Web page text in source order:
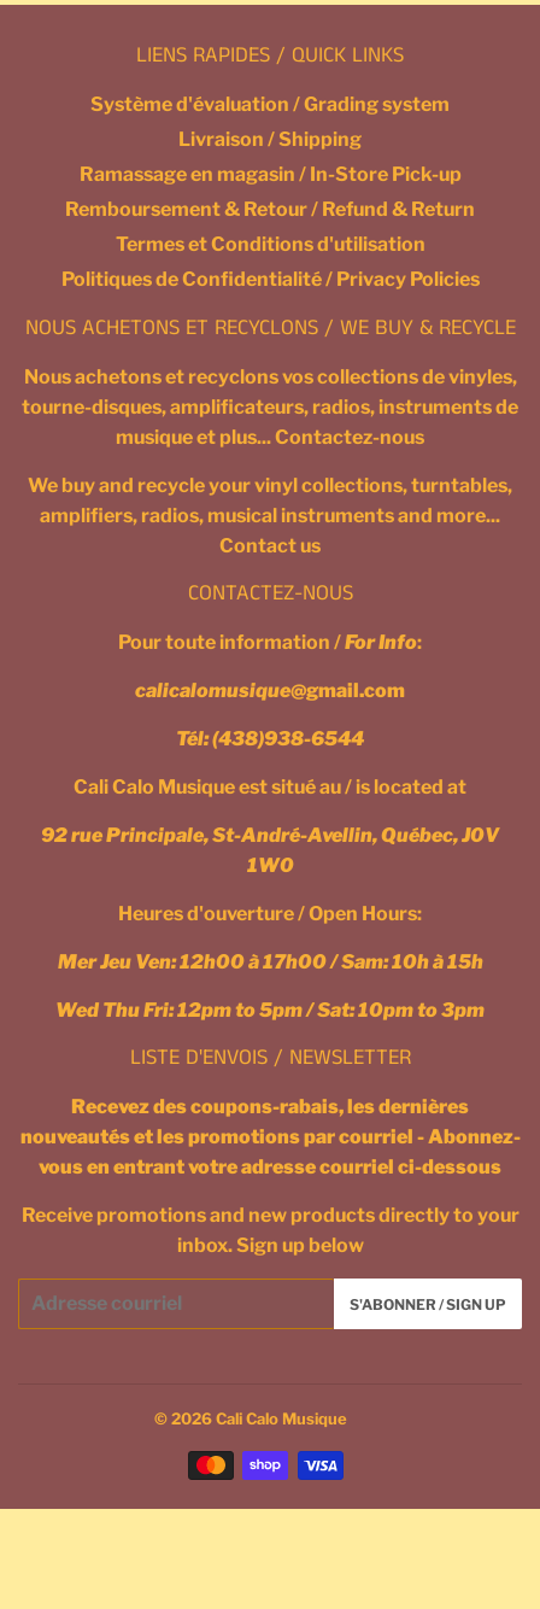
LIENS RAPIDES / QUICK LINKS
Système d'évaluation / Grading system
Livraison / Shipping
Ramassage en magasin / In-Store Pick-up
Remboursement & Retour / Refund & Return
Termes et Conditions d'utilisation
Politiques de Confidentialité / Privacy Policies
NOUS ACHETONS ET RECYCLONS / WE BUY & RECYCLE
Nous achetons et recyclons vos collections de vinyles,
tourne-disques, amplificateurs, radios, instruments de
musique et plus... Contactez-nous
We buy and recycle your vinyl collections, turntables,
amplifiers, radios, musical instruments and more...
Contact us
CONTACTEZ-NOUS
Pour toute information /For Info:
calicalomusique@gmail.com
Tél:(438)938-6544
Cali Calo Musique est situé au / is located at
92 rue Principale, St-André-Avellin, Québec, J0V
1W0
Heures d'ouverture / Open Hours:
Mer Jeu Ven: 12h00 à 17h00 / Sam: 10h à 15h
Wed Thu Fri: 12pm to 5pm / Sat: 10pm to 3pm
LISTE D'ENVOIS / NEWSLETTER
Recevez des coupons-rabais, les dernières
nouveautés et les promotions par courriel - Abonnez-
vous en entrant votre adresse courriel ci-dessous
Receive promotions and new products directly to your
inbox. Sign up below
Courriel
S'ABONNER / SIGN UP
© 2026Cali Calo Musique
Icônes